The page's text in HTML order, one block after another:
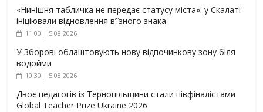
«Нинішня табличка не передає статусу міста»: у Скалаті
ініціювали відновлення в’їзного знака
11:00 | 5.08.2026
У Зборові облаштовують нову відпочинкову зону біля
водойми
10:30 | 5.08.2026
Двоє педагогів із Тернопільщини стали півфіналістами
Global Teacher Prize Ukraine 2026